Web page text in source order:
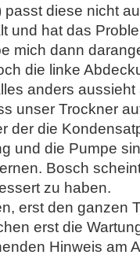
diese nicht
und hat das
mich dann
die linke
anders aussieht
unser Trockner
der die
und die Pumpe
Bosch
zu haben.
erst den ganzen
erst die
Hinweis am